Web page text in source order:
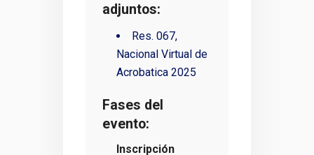
adjuntos:
Res. 067,
Nacional Virtual de
Acrobatica 2025
Fases del
evento:
Inscripción